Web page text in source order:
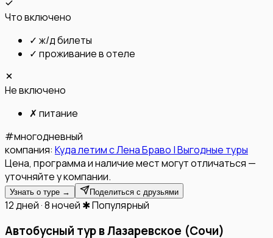
Что включено
✓ ж/д билеты
✓ проживание в отеле
Не включено
✗ питание
#многодневный
компания: Куда летим с Лена Браво | Выгодные туры
Цена, программа и наличие мест могут отличаться —
уточняйте у компании.
Узнать о туре → Поделиться с друзьями
12 дней · 8 ночей ✱ Популярный
Автобусный тур в Лазаревское (Сочи)